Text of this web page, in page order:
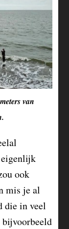
van
ook
mis je al
die in veel